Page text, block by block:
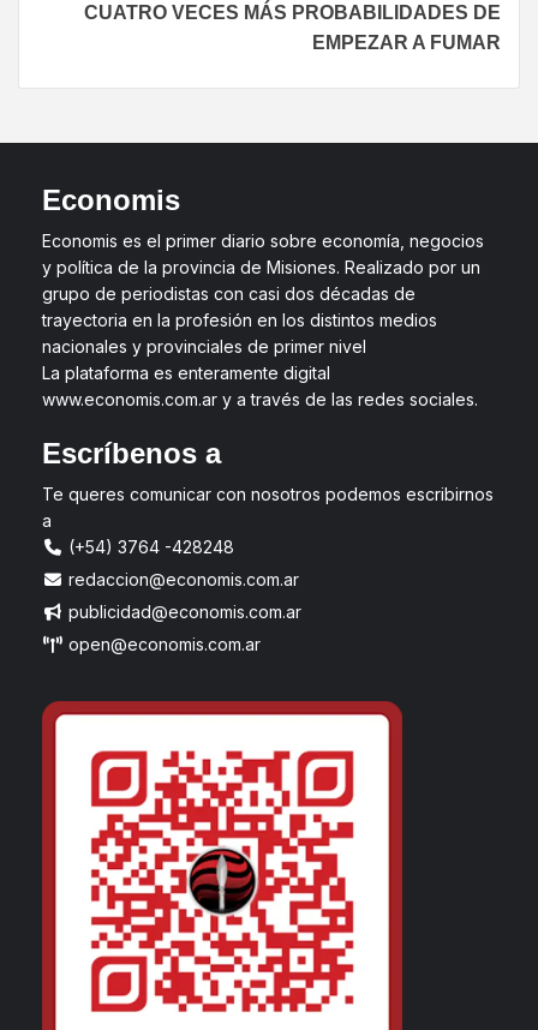
CUATRO VECES MÁS PROBABILIDADES DE
EMPEZAR A FUMAR
Economis
Economis es el primer diario sobre economía, negocios
y política de la provincia de Misiones. Realizado por un
grupo de periodistas con casi dos décadas de
trayectoria en la profesión en los distintos medios
nacionales y provinciales de primer nivel
La plataforma es enteramente digital
www.economis.com.ar y a través de las redes sociales.
Escríbenos a
Te queres comunicar con nosotros podemos escribirnos
a
(+54) 3764 -428248
redaccion@economis.com.ar
publicidad@economis.com.ar
open@economis.com.ar